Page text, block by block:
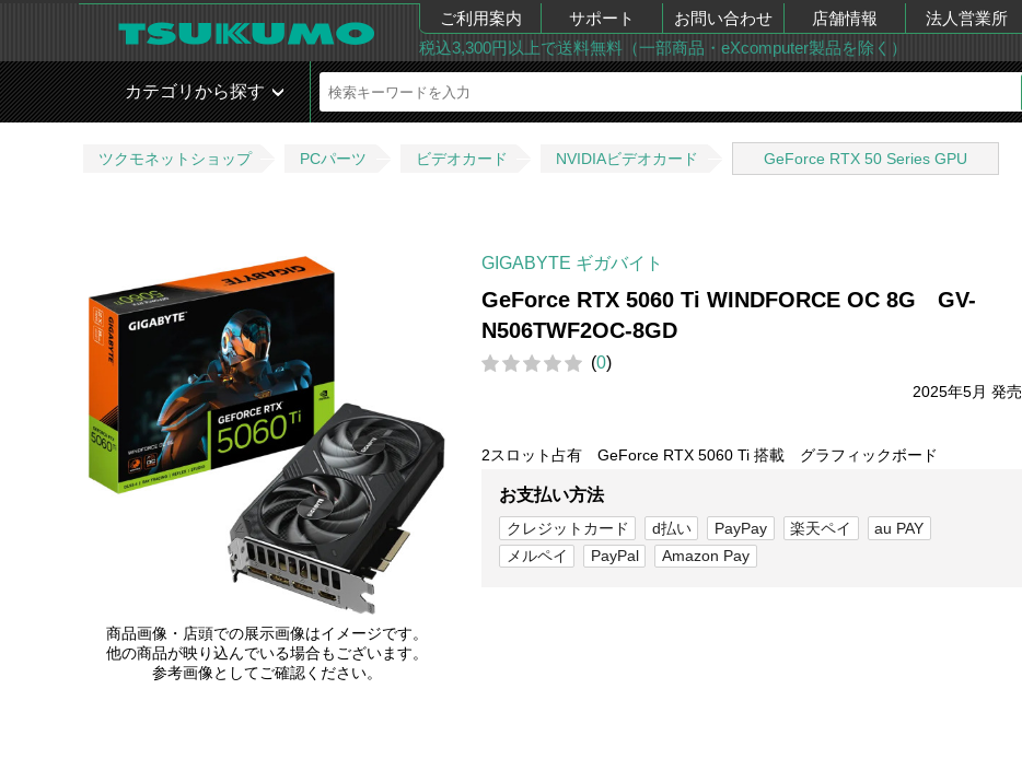
ご利用案内 サポート お問い合わせ 店舗情報 法人営業所
税込3,300円以上で送料無料（一部商品・eXcomputer製品を除く）
カテゴリから探す
ツクモネットショップ PCパーツ ビデオカード NVIDIAビデオカード GeForce RTX 50 Series GPU
商品画像・店頭での展示画像はイメージです。
他の商品が映り込んでいる場合もございます。
参考画像としてご確認ください。
GIGABYTE ギガバイト
GeForce RTX 5060 Ti WINDFORCE OC 8G GV-
N506TWF2OC-8GD
(0)
2025年5月 発売
2スロット占有 GeForce RTX 5060 Ti 搭載 グラフィックボード
お支払い方法
クレジットカード d払い PayPay 楽天ペイ
au PAY
メルペイ
PayPal Amazon Pay